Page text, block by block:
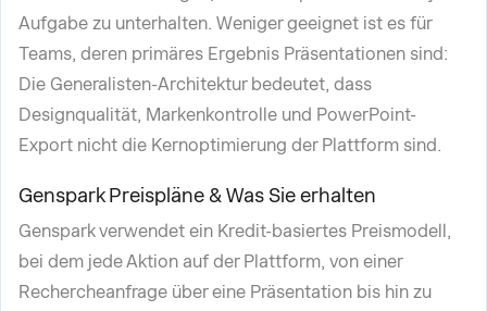
Aufgabe zu unterhalten. Weniger geeignet ist es für
Teams, deren primäres Ergebnis Präsentationen sind:
Die Generalisten-Architektur bedeutet, dass
Designqualität, Markenkontrolle und PowerPoint-
Export nicht die Kernoptimierung der Plattform sind.
Genspark Preispläne & Was Sie erhalten
Genspark verwendet ein Kredit-basiertes Preismodell,
bei dem jede Aktion auf der Plattform, von einer
Rechercheanfrage über eine Präsentation bis hin zu